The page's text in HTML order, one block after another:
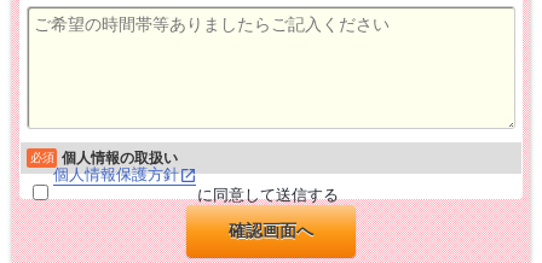
必須 個人情報の取扱い
に同意して送信する
個人情報保護方針